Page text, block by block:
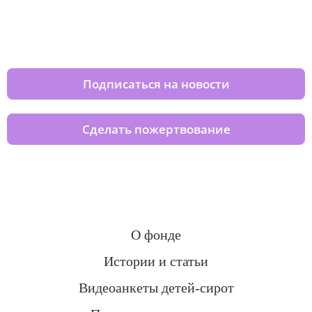
Подписаться на новости
Сделать пожертвование
О фонде
Истории и статьи
Видеоанкеты детей-сирот